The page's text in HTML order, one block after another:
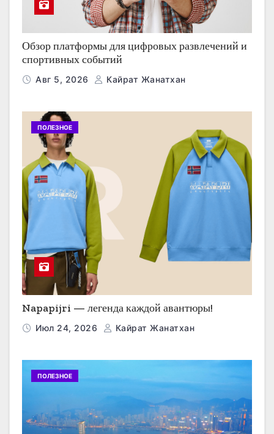
Обзор платформы для цифровых развлечений и
спортивных событий
Авг 5, 2026 Кайрат Жанатхан
ПОЛЕЗНОЕ
Napapijri — легенда каждой авантюры!
Июл 24, 2026 Кайрат Жанатхан
ПОЛЕЗНОЕ